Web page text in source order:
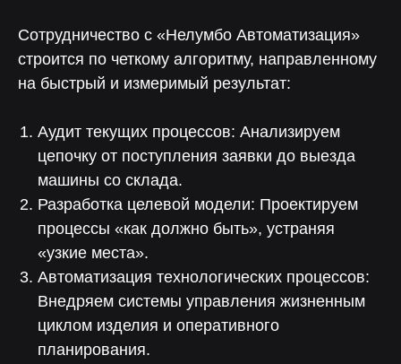
Сотрудничество с «Нелумбо Автоматизация»
строится по четкому алгоритму, направленному
на быстрый и измеримый результат:
Аудит текущих процессов: Анализируем
цепочку от поступления заявки до выезда
машины со склада.
Разработка целевой модели: Проектируем
процессы «как должно быть», устраняя
«узкие места».
Автоматизация технологических процессов:
Внедряем системы управления жизненным
циклом изделия и оперативного
планирования.
Согласие наобработку персональных
данных
Оставить заявку